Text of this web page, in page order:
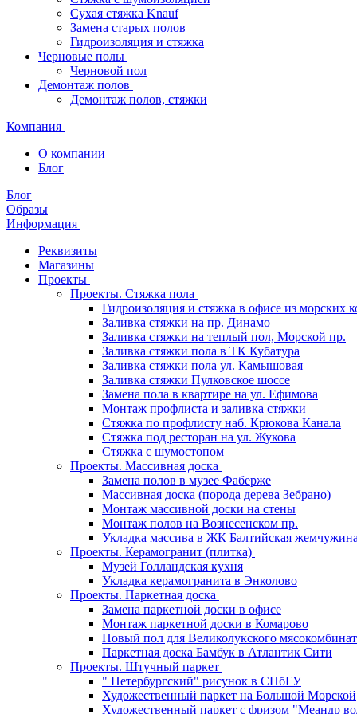
Сухая стяжка Knauf
Замена старых полов
Гидроизоляция и стяжка
Черновые полы
Черновой пол
Демонтаж полов
Демонтаж полов, стяжки
Компания
О компании
Блог
Блог
Образы
Информация
Реквизиты
Магазины
Проекты
Проекты. Стяжка пола
Гидроизоляция и стяжка в офисе из морских
Заливка стяжки на пр. Динамо
Заливка стяжки на теплый пол, Морской пр.
Заливка стяжки пола в ТК Кубатура
Заливка стяжки пола ул. Камышовая
Заливка стяжки Пулковское шоссе
Замена пола в квартире на ул. Ефимова
Монтаж профлиста и заливка стяжки
Стяжка по профлисту наб. Крюкова Канала
Стяжка под ресторан на ул. Жукова
Стяжка с шумостопом
Проекты. Массивная доска
Замена полов в музее Фаберже
Массивная доска (порода дерева Зебрано)
Монтаж массивной доски на стены
Монтаж полов на Вознесенском пр.
Укладка массива в ЖК Балтийская жемчужина
Проекты. Керамогранит (плитка)
Музей Голландская кухня
Укладка керамогранита в Энколово
Проекты. Паркетная доска
Замена паркетной доски в офисе
Монтаж паркетной доски в Комарово
Новый пол для Великолукского
Паркетная доска Бамбук в Атлантик Сити
Проекты. Штучный паркет
" Петербургский" рисунок в СПбГУ
Художественный паркет на Большой Морской
Художественный паркет с фризом "Меандр